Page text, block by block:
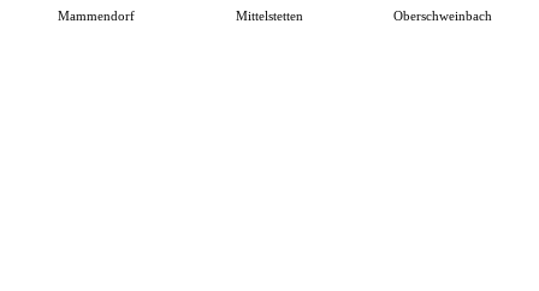
Mammendorf Mittelstetten Oberschweinbach